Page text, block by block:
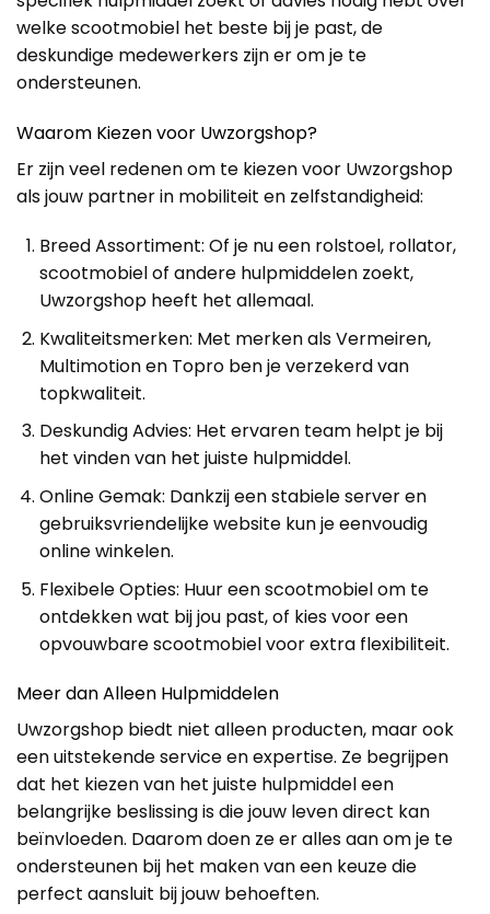
welke scootmobiel het beste bij je past, de
deskundige medewerkers zijn er om je te
ondersteunen.
Waarom Kiezen voor Uwzorgshop?
Er zijn veel redenen om te kiezen voor Uwzorgshop
als jouw partner in mobiliteit en zelfstandigheid:
Breed Assortiment: Of je nu een rolstoel, rollator,
scootmobiel of andere hulpmiddelen zoekt,
Uwzorgshop heeft het allemaal.
Kwaliteitsmerken: Met merken als Vermeiren,
Multimotion en Topro ben je verzekerd van
topkwaliteit.
Deskundig Advies: Het ervaren team helpt je bij
het vinden van het juiste hulpmiddel.
Online Gemak: Dankzij een stabiele server en
gebruiksvriendelijke website kun je eenvoudig
online winkelen.
Flexibele Opties: Huur een scootmobiel om te
ontdekken wat bij jou past, of kies voor een
opvouwbare scootmobiel voor extra flexibiliteit.
Meer dan Alleen Hulpmiddelen
Uwzorgshop biedt niet alleen producten, maar ook
een uitstekende service en expertise. Ze begrijpen
dat het kiezen van het juiste hulpmiddel een
belangrijke beslissing is die jouw leven direct kan
beïnvloeden. Daarom doen ze er alles aan om je te
ondersteunen bij het maken van een keuze die
perfect aansluit bij jouw behoeften.